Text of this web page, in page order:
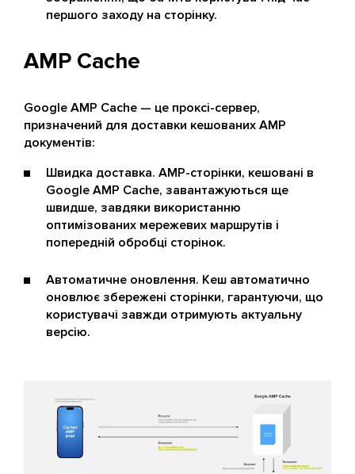
першого заходу на сторінку.
AMP Cache
Google AMP Cache — це проксі-сервер,
призначений для доставки кешованих AMP
документів:
Швидка доставка. AMP-сторінки, кешовані в
Google AMP Cache, завантажуються ще
швидше, завдяки використанню
оптимізованих мережевих маршрутів і
попередній обробці сторінок.
Автоматичне оновлення. Кеш автоматично
оновлює збережені сторінки, гарантуючи, що
користувачі завжди отримують актуальну
версію.